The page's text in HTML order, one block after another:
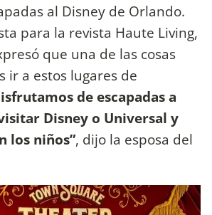
al Disney de Orlando.
para la revista Haute Living,
que una de las cosas
ir a estos lugares de
de escapadas a
Disney o Universal y
los niños”, dijo la esposa del